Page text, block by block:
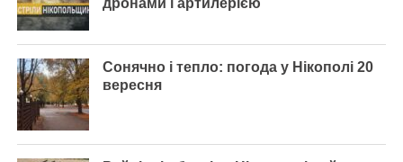
дронами і артилерією
Сонячно і тепло: погода у Нікополі 20
вересня